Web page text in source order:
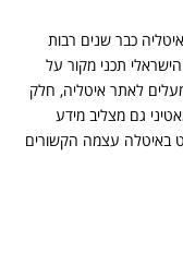
כבר שנים רבות
תכני מקור על
לאתר איטליה, חלק
גם מצליב מידע
באיטלה עצמה הקשורים